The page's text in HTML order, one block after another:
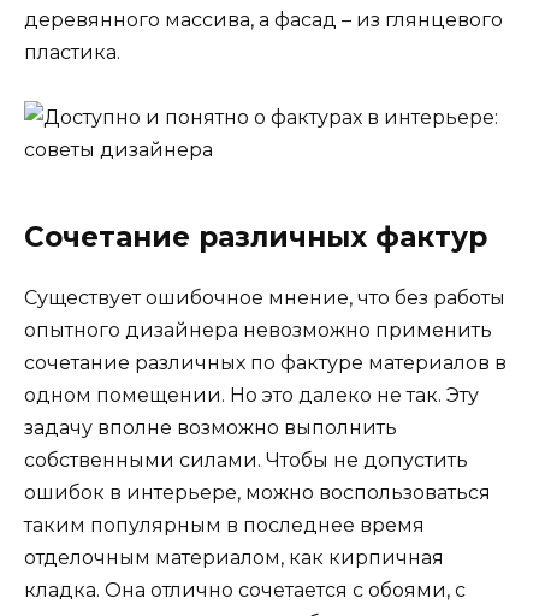
деревянного массива, а фасад – из глянцевого
пластика.
Сочетание различных фактур
Существует ошибочное мнение, что без работы
опытного дизайнера невозможно применить
сочетание различных по фактуре материалов в
одном помещении. Но это далеко не так. Эту
задачу вполне возможно выполнить
собственными силами. Чтобы не допустить
ошибок в интерьере, можно воспользоваться
таким популярным в последнее время
отделочным материалом, как кирпичная
кладка. Она отлично сочетается с обоями, с